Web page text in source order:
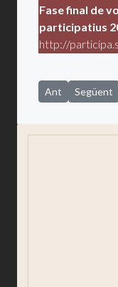
Fase final de
participatius
http://
Article anterior:
Ant Article
Següent